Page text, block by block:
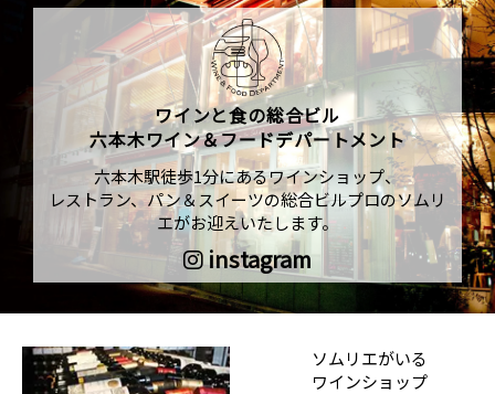
ワインと食の総合ビル
六本木ワイン＆フードデパートメント
六本木駅徒歩1分にあるワインショップ、
レストラン、パン＆スイーツの総合ビルプロのソムリ
エがお迎えいたします。
instagram
ソムリエがいる
ワインショップ